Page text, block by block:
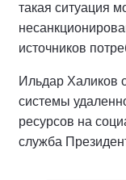
такая ситуация
источников
Ильдар Халиков
системы
ресурсов на
служба